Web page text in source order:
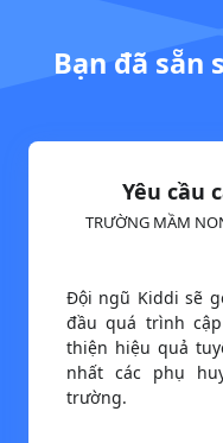
Bạn đã sẵn
Yêu cầu
TRƯỜNG MẦM
Đội ngũ Kiddi sẽ
đầu quá trình
thiện hiệu quả
nhất các phụ
trường.